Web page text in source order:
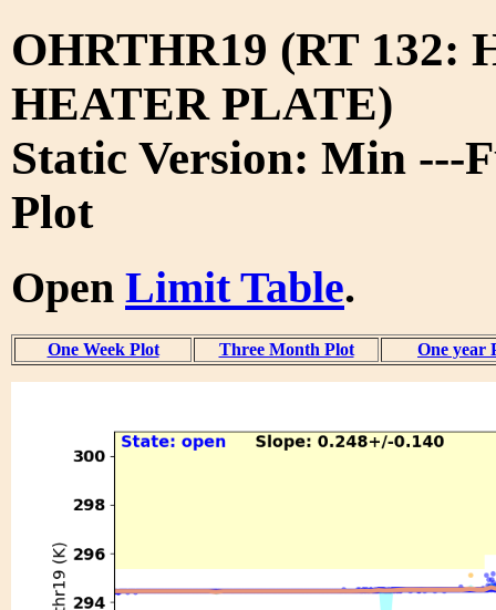
OHRTHR19 (RT 132:
HEATER PLATE)
Static Version: Min ---
Plot
Open Limit Table.
One Week Plot Three Month Plot One year